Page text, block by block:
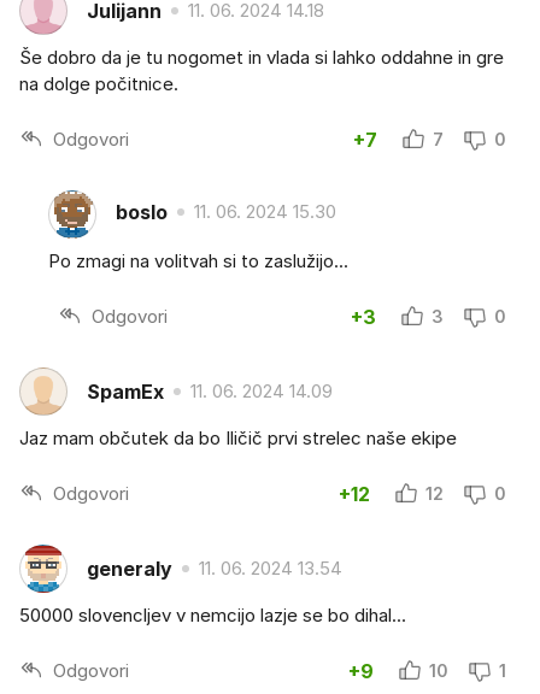
Julijann 11. 06. 2024 14.18
Še dobro da je tu nogomet in vlada si lahko oddahne in gre
na dolge počitnice.
Odgovori +7 7 0
boslo 11. 06. 2024 15.30
Po zmagi na volitvah si to zaslužijo...
Odgovori +3 3 0
SpamEx 11. 06. 2024 14.09
Jaz mam občutek da bo Iličič prvi strelec naše ekipe
Odgovori +12 12 0
generaly 11. 06. 2024 13.54
50000 slovencljev v nemcijo lazje se bo dihal...
Odgovori +9 10 1